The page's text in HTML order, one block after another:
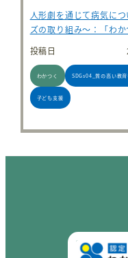
人形劇を通じて病気に
ズの取り組み～：「わ
投稿日
わかつく SDGs04_質の高い教
子ども支援